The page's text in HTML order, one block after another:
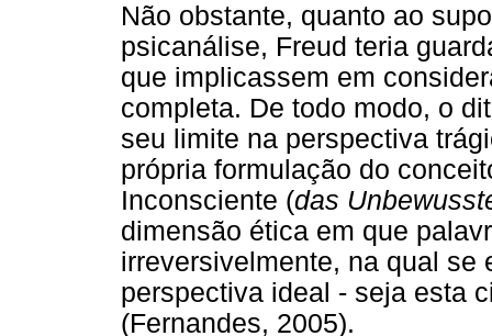
Não obstante, quanto ao
psicanálise, Freud teria
que implicassem em
completa. De todo modo, o
seu limite na perspectiva
própria formulação do
Inconsciente (das
dimensão ética em que
irreversivelmente, na qual se
perspectiva ideal - seja esta
(Fernandes, 2005).